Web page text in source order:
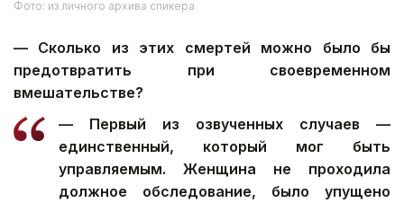
Фото: из личного архива спикера
— Сколько из этих смертей можно было бы
предотвратить при своевременном
вмешательстве?
— Первый из озвученных случаев —
единственный, который мог быть
управляемым. Женщина не проходила
должное обследование, было упущено